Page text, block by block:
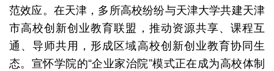
范效应。在天津，多所高校纷纷与天津大学共建天津
市高校创新创业教育联盟，推动资源共享、课程互
通、导师共用，形成区域高校创新创业教育协同生
态。宣怀学院的“企业家治院”模式正在成为高校体制